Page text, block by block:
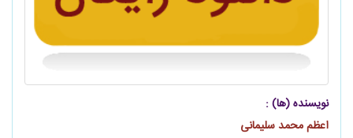
نویسنده (ها) :
اعظم محمد سلیمانی